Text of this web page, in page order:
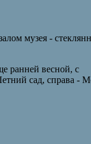
музея -
ранней весной, с
сад, справа -